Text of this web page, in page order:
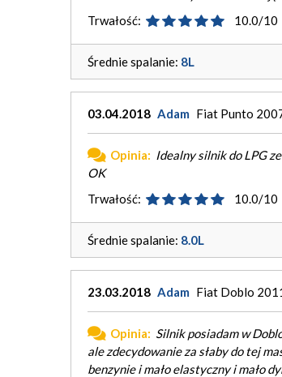
Trwałość:
10.0/10
Średnie spalanie: 8L
03.04.2018 Adam Fiat Punto
Opinia: Idealny silnik do LPG
OK
Trwałość:
10.0/10
Średnie spalanie: 8.0L
23.03.2018 Adam Fiat Doblo
Opinia: Silnik posiadam w
ale zdecydowanie za słaby do tej
benzynie i mało elastyczny i mało